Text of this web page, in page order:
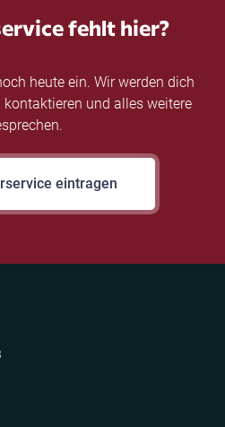
fehlt hier?
heute ein. Wir werden dich
und alles weitere
eintragen